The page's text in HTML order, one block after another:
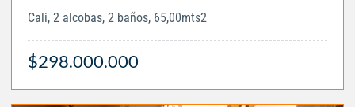
Cali, 2 alcobas, 2 baños, 65,00mts2
$298.000.000